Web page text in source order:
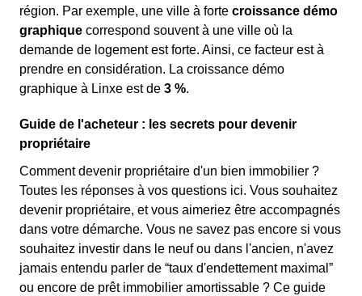
région. Par exemple, une ville à forte croissance démo
graphique correspond souvent à une ville où la
demande de logement est forte. Ainsi, ce facteur est à
prendre en considération. La croissance démo
graphique à Linxe est de 3 %.
Guide de l'acheteur : les secrets pour devenir
propriétaire
Comment devenir propriétaire d'un bien immobilier ?
Toutes les réponses à vos questions ici. Vous souhaitez
devenir propriétaire, et vous aimeriez être accompagnés
dans votre démarche. Vous ne savez pas encore si vous
souhaitez investir dans le neuf ou dans l'ancien, n'avez
jamais entendu parler de “taux d'endettement maximal”
ou encore de prêt immobilier amortissable ? Ce guide